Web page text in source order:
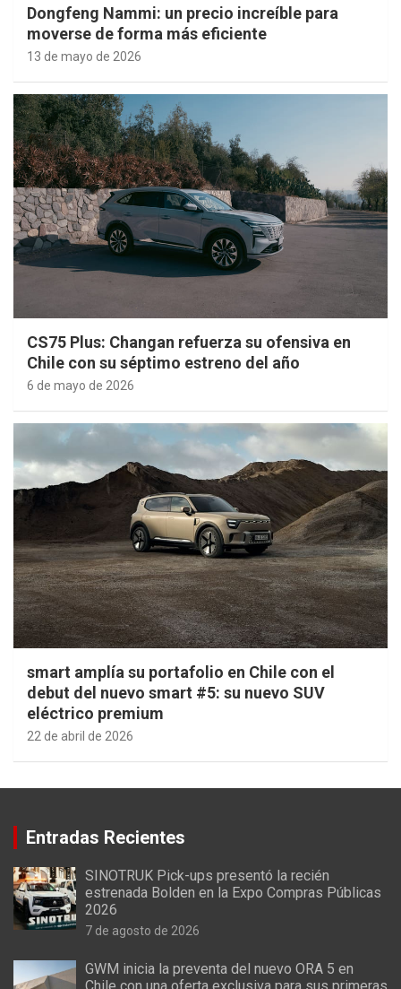
Dongfeng Nammi: un precio increíble para
moverse de forma más eficiente
13 de mayo de 2026
CS75 Plus: Changan refuerza su ofensiva en
Chile con su séptimo estreno del año
6 de mayo de 2026
smart amplía su portafolio en Chile con el
debut del nuevo smart #5: su nuevo SUV
eléctrico premium
22 de abril de 2026
Entradas Recientes
SINOTRUK Pick-ups presentó la recién
estrenada Bolden en la Expo Compras Públicas
2026
7 de agosto de 2026
GWM inicia la preventa del nuevo ORA 5 en